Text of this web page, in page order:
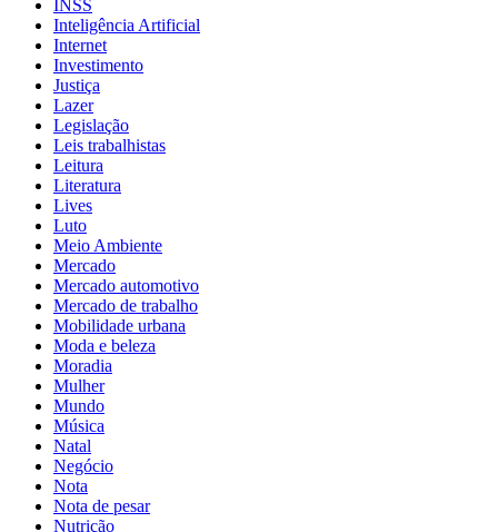
INSS
Inteligência Artificial
Internet
Investimento
Justiça
Lazer
Legislação
Leis trabalhistas
Leitura
Literatura
Lives
Luto
Meio Ambiente
Mercado
Mercado automotivo
Mercado de trabalho
Mobilidade urbana
Moda e beleza
Moradia
Mulher
Mundo
Música
Natal
Negócio
Nota
Nota de pesar
Nutrição